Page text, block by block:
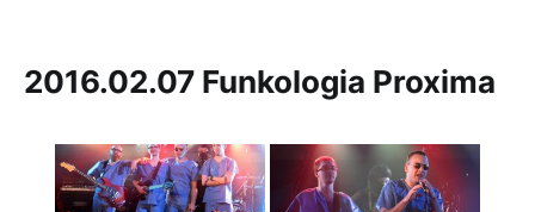
2016.02.07 Funkologia Proxima